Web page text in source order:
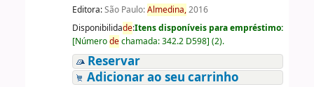
Editora:São Paulo:Almedina,2016
Disponibilidade:Itens disponíveis para empréstimo:
[Númerodechamada:342.2 D598] (2).
Reservar
Adicionar ao seu carrinho